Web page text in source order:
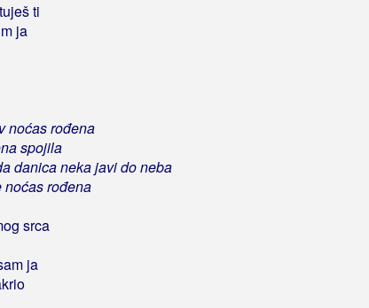
ti
ja
noćas rođena
spojila
danica neka javi do neba
rođena
srca
ja